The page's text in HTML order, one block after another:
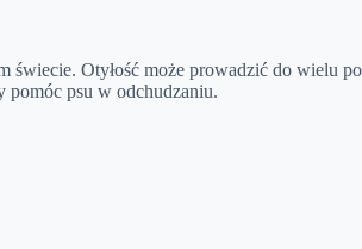
świecie. Otyłość może prowadzić do wielu
pomóc psu w odchudzaniu.